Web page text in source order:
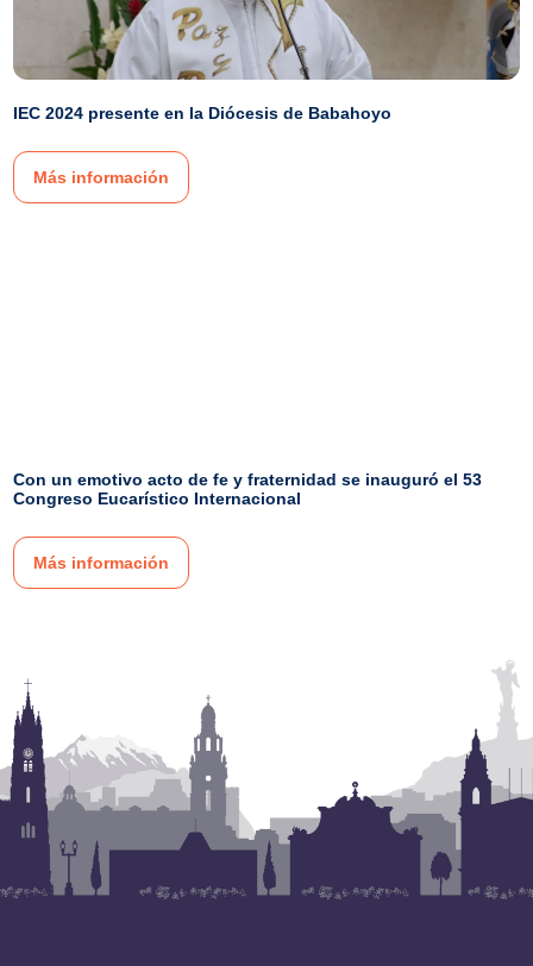
IEC 2024 presente en la Diócesis de Babahoyo
Más información
Con un emotivo acto de fe y fraternidad se inauguró el 53
Congreso Eucarístico Internacional
Más información